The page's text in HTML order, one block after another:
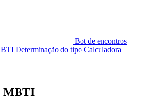
Bot de encontros
Determinação do tipo Calculadora
MBTI